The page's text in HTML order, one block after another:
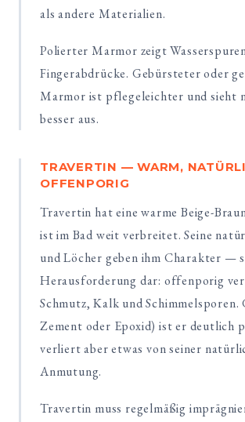
als andere Materialien.
Polierter Marmor zeigt
Fingerabdrücke. Gebürsteter oder
Marmor ist pflegeleichter und sieht
besser aus.
TRAVERTIN — WARM,
OFFENPORIG
Travertin hat eine warme Beige-
ist im Bad weit verbreitet. Seine
und Löcher geben ihm Charakter —
Herausforderung dar: offenporig
Schmutz, Kalk und
Zement oder Epoxid) ist er deutlich
verliert aber etwas von seiner
Anmutung.
Travertin muss regelmäßig